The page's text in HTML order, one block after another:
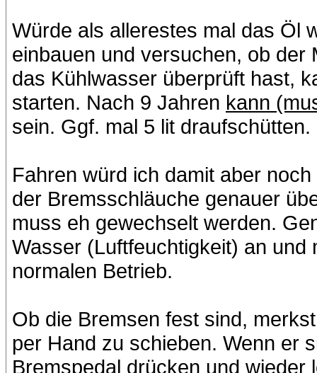
Würde als allerestes mal das Öl
einbauen und versuchen, ob der
das Kühlwasser überprüft hast,
starten. Nach 9 Jahren kann
sein. Ggf. mal 5 lit draufschütten.
Fahren würd ich damit aber
der Bremsschläuche genauer
muss eh gewechselt werden.
Wasser (Luftfeuchtigkeit) an
normalen Betrieb.
Ob die Bremsen fest sind,
per Hand zu schieben. Wenn er
Bremspedal drücken und